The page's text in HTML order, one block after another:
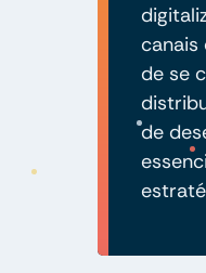
canais
de se
de